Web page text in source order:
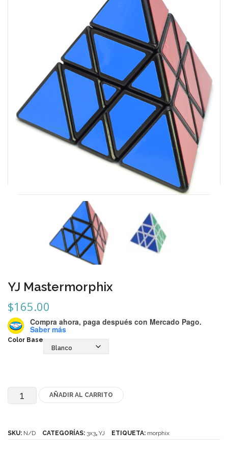
Fidget Cube
Lim
Lingao
QJ
Quick Finger
Very Puzzle
Cyclone Boy’s
GuoGuan
Meffert’s
YJ Mastermorphix
$165.00
Compra ahora, paga después con Mercado Pago.
Saber más
Color Base
AÑADIR AL CARRITO
SKU: N/D CATEGORÍAS: 3x3, YJ ETIQUETA: morphix